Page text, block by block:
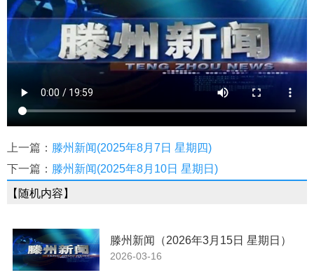
上一篇： 滕州新闻(2025年8月7日 星期四)
下一篇： 滕州新闻(2025年8月10日 星期日)
【随机内容】
滕州新闻（2026年3月15日 星期日）
2026-03-16